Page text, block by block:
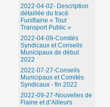
2022-04-02- Description
détaillée du tracé
Funiflaine « Tout
Transport Public »
2022-04-09-Comités
Syndicaux et Conseils
Municipaux de début
2022
2022-07-27-Conseils
Municipaux et Comités
Syndicaux - fin 2022
2022-09-27-Nouvelles de
Flaine et d’Ailleurs